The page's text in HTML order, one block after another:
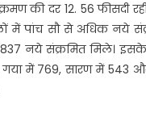
की दर 12. 56 फीसदी
में पांच सौ से अधिक नये
नये संक्रमित मिले।
में 769, सारण में 543